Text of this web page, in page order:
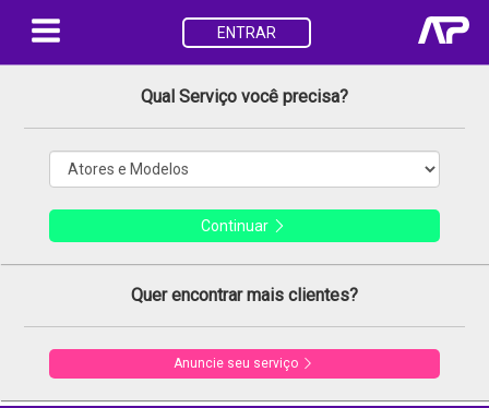
ENTRAR
Qual Serviço você precisa?
Continuar
Quer encontrar mais clientes?
Anuncie seu serviço